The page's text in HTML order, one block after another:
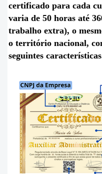
certificado para cada
varia de 50 horas até
trabalho extra), o
o território nacional,
seguintes características